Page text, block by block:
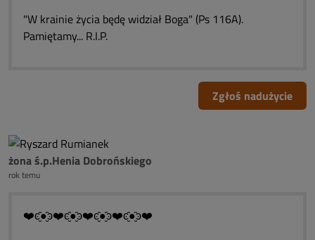
"W krainie życia będę widział Boga" (Ps 116A).
Pamiętamy... R.I.P.
Zgłoś nadużycie
żona ś.p.Henia Dobrońskiego
rok temu
❤️ͼ̮̑●̮̑ͽ❤️ͼ̮̑●̮̑ͽ❤️ͼ̮̑●̮̑ͽ❤️ͼ̮̑●̮̑ͽ❤️